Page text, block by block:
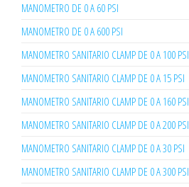
MANOMETRO DE 0 A 60 PSI
MANOMETRO DE 0 A 600 PSI
MANOMETRO SANITARIO CLAMP DE 0 A 100 PSI
MANOMETRO SANITARIO CLAMP DE 0 A 15 PSI
MANOMETRO SANITARIO CLAMP DE 0 A 160 PSI
MANOMETRO SANITARIO CLAMP DE 0 A 200 PSI
MANOMETRO SANITARIO CLAMP DE 0 A 30 PSI
MANOMETRO SANITARIO CLAMP DE 0 A 300 PSI